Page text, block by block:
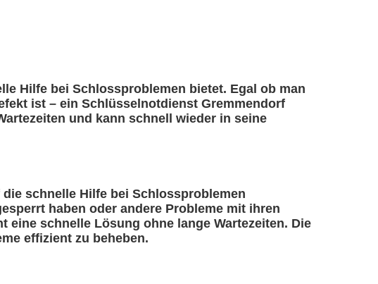
Hilfe bei Schlossproblemen bietet. Egal ob man
ist – ein Schlüsselnotdienst Gremmendorf
und kann schnell wieder in seine
schnelle Hilfe bei Schlossproblemen
haben oder andere Probleme mit ihren
schnelle Lösung ohne lange Wartezeiten. Die
effizient zu beheben.